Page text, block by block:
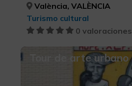
València, VALÈNCIA
Turismo cultural
0 valoraciones
Tour de arte urbano